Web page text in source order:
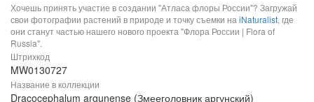
Хочешь принять участие в создании "Атласа флоры России"? Загружай
свои фотографии растений в природе и точку съемки на iNaturalist, где
они станут частью нашего нового проекта "Флора России | Flora of
Russia".
Штрихкод
MW0130727
Название в коллекции
Dracocephalum argunense (Змееголовник аргунский)